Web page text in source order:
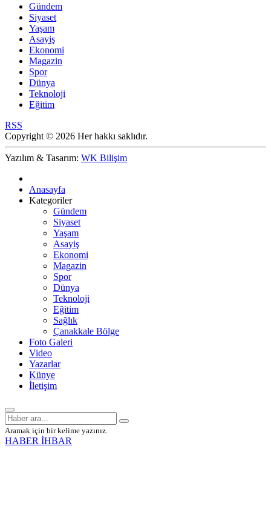
Gündem
Siyaset
Yaşam
Asayiş
Ekonomi
Magazin
Spor
Dünya
Teknoloji
Eğitim
RSS
Copyright © 2026 Her hakkı saklıdır.
Yazılım & Tasarım: WK Bilişim
Anasayfa
Kategoriler
Gündem
Siyaset
Yaşam
Asayiş
Ekonomi
Magazin
Spor
Dünya
Teknoloji
Eğitim
Sağlık
Çanakkale Bölge
Foto Galeri
Video
Yazarlar
Künye
İletişim
Aramak için bir kelime yazınız.
HABER İHBAR